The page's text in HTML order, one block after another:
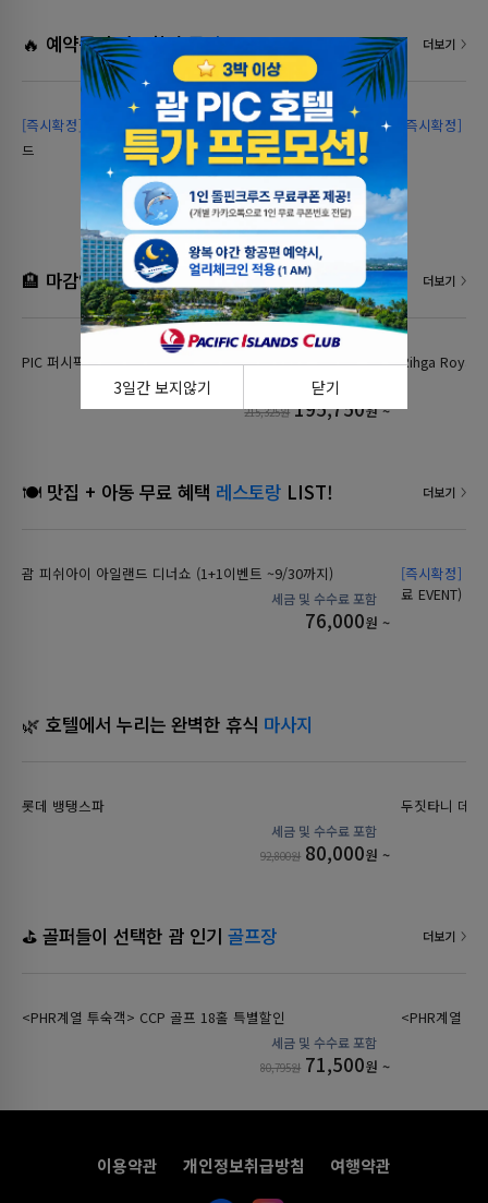
🔥 예약즉시 바로확정투어 더보기
[즉시확정]
[🚍새벽 공항픽업 포함] 드림돌핀크루즈+제휴할인카
드
74,812원 63,400원 ~
[즉시확정]
🏨 마감임박! 4박시 1박 무료호텔 더보기
PIC 퍼시픽 아일랜드 클럽
215,325원 195,750원 ~
Rihga Royal
🍽️ 맛집 + 아동 무료 혜택 레스토랑 LIST! 더보기
괌 피쉬아이 아일랜드 디너쇼 (1+1이벤트 ~9/30까지)
76,000원 ~
[즉시확정]
료 EVENT)
🌿 호텔에서 누리는 완벽한 휴식 마사지
롯데 뱅탱스파
92,800원 80,000원 ~
두짓타니 데
⛳ 골퍼들이 선택한 괌 인기 골프장 더보기
<PHR계열 투숙객> CCP 골프 18홀 특별할인
80,795원 71,500원 ~
<PHR계열 호
3일간 보지않기 닫기
이용약관 개인정보취급방침 여행약관